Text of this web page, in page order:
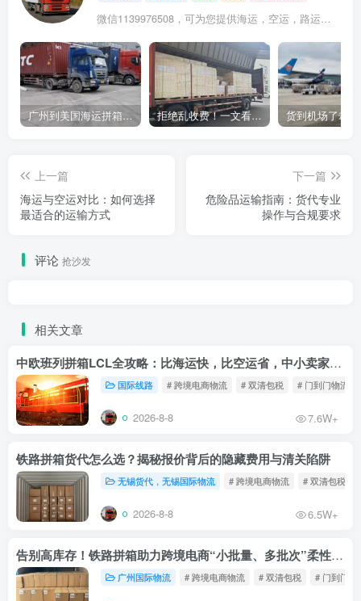
微信1139976508，可为您提供海运，空运，路运，铁路运输
广州到美国海运拼箱多少钱？2024年最新运费构成+隐藏费用避坑指南 拒绝乱收费！一文看懂中国货代计费套路，教你避开所有隐形坑
上一篇
海运与空运对比：如何选择
最适合的运输方式
下一篇
危险品运输指南：货代专业
操作与合规要求
评论 抢沙发
相关文章
中欧班列拼箱LCL全攻略：比海运快，比空运省，中小卖家的物流新宠！
国际线路 # 跨境电商物流 # 双清包税 # 门到门物流
2026-8-8 7.6W+
铁路拼箱货代怎么选？揭秘报价背后的隐藏费用与清关陷阱
无锡货代，无锡国际物流 # 跨境电商物流 # 双清包税
2026-8-8 6.5W+
告别高库存！铁路拼箱助力跨境电商“小批量、多批次”柔性补货
广州国际物流 # 跨境电商物流 # 双清包税 # 门到门物